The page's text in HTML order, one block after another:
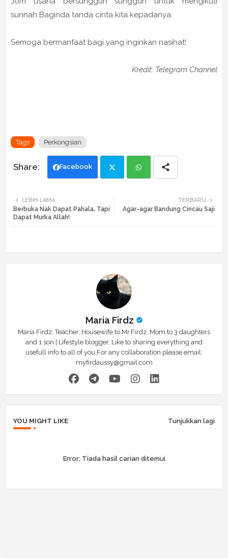
sunnah Baginda tanda cinta kita kepadanya.
Semoga bermanfaat bagi yang inginkan nasihat!
Kredit: Telegram Channel
Tags Perkongsian
Facebook
tte ats
TERBARU
Agar-agar Bandung Cincau Saji
LEBIH LAMA
Berbuka Nak Dapat Pahala, Tapi
Dapat Murka Allah!
Maria Firdz
Maria Firdz: Teacher, Housewife to Mr.Firdz, Mom to 3 daughters
and 1 son | Lifestyle blogger, Like to sharing everything and
usefull info to all of you.For any collaboration please email:
myfirdaussy@gmail.com
YOU MIGHT LIKE Tunjukkan lagi
Error:Tiada hasil carian ditemui